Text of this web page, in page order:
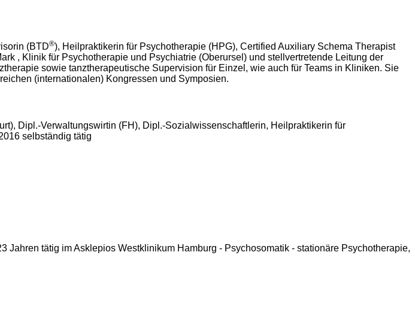
(BTD®), Heilpraktikerin für Psychotherapie (HPG), Certified Auxiliary Schema Therapist
, Klinik für Psychotherapie und Psychiatrie (Oberursel) und stellvertretende Leitung der
sowie tanztherapeutische Supervision für Einzel, wie auch für Teams in Kliniken. Sie
(internationalen) Kongressen und Symposien.
Dipl.-Verwaltungswirtin (FH), Dipl.-Sozialwissenschaftlerin, Heilpraktikerin für
selbständig tätig
Jahren tätig im Asklepios Westklinikum Hamburg - Psychosomatik - stationäre Psychotherapie,